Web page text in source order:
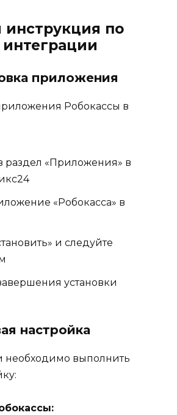
инструкция по
приложения
Робокассы в
раздел «Приложения» в
«Робокасса» в
и следуйте
установки
настройка
необходимо выполнить